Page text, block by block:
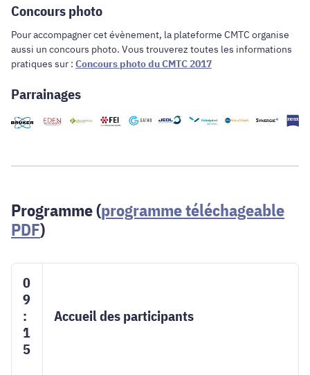
Concours photo
Pour accompagner cet évènement, la plateforme CMTC organise
aussi un concours photo. Vous trouverez toutes les informations
pratiques sur : Concours photo du CMTC 2017
Parrainages
Programme (programme téléchageable
PDF)
0
9
:
1
5
Accueil des participants